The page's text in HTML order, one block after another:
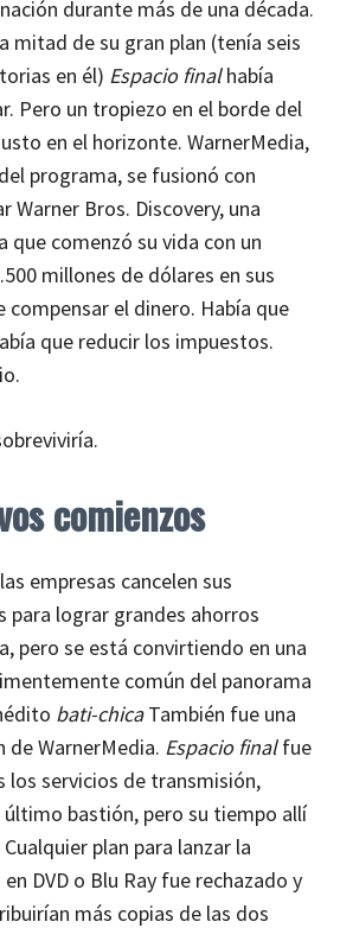
durante más de una década.
mitad de su gran plan (tenía seis
en él) Espacio finalhabía
Pero un tropiezo en el borde del
en el horizonte. WarnerMedia,
programa, se fusionó con
Warner Bros. Discovery, una
comenzó su vida con un
millones de dólares en sus
compensar el dinero. Había que
que reducir los impuestos.
comienzos
empresas cancelen sus
para lograr grandes ahorros
pero se está convirtiendo en una
común del panorama
bati-chicaTambién fue una
WarnerMedia. Espacio finalfue
los servicios de transmisión,
bastión, pero su tiempo allí
plan para lanzar la
DVD o Blu Ray fue rechazado y
más copias de las dos